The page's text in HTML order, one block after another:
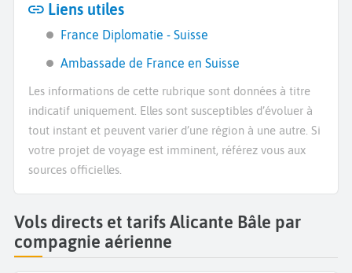
Liens utiles
France Diplomatie - Suisse
Ambassade de France en Suisse
Les informations de cette rubrique sont données à titre
indicatif uniquement. Elles sont susceptibles d’évoluer à
tout instant et peuvent varier d’une région à une autre. Si
votre projet de voyage est imminent, référez vous aux
sources officielles.
Vols directs et tarifs Alicante Bâle par
compagnie aérienne